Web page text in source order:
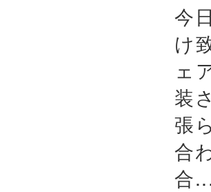
今
け
ェ
装
張
合
合